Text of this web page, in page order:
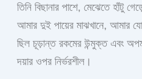
তিনি বিছানার পাশে, মেঝেতে হাঁটু
আমার দুই পায়ের মাঝখানে, আমার
ছিল চূড়ান্ত রকমের উন্মুক্ত এবং
দয়ার ওপর নির্ভরশীল।